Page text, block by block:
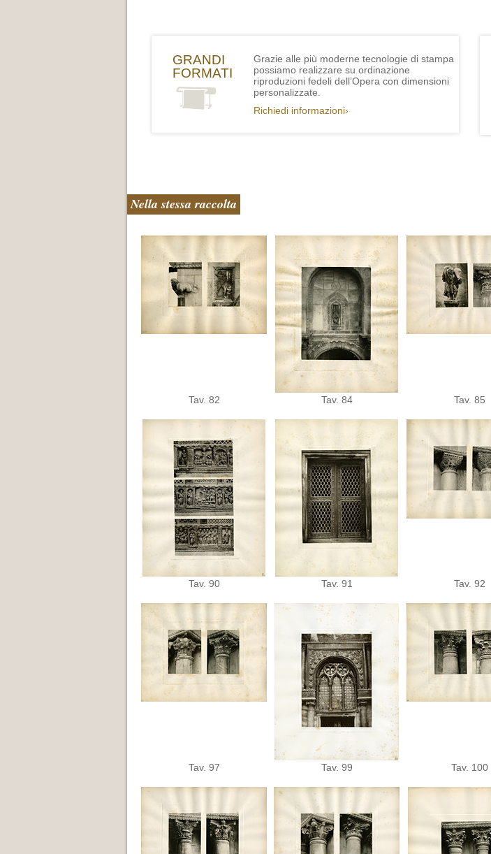
GRANDI
FORMATI
Grazie alle più moderne tecnologie di stampa
possiamo realizzare su ordinazione
riproduzioni fedeli dell’Opera con dimensioni
personalizzate.
Richiedi informazioni›
Nella stessa raccolta
Tav. 82 Tav. 84 Tav. 85
Tav. 90 Tav. 91 Tav. 92
Tav. 97 Tav. 99 Tav. 100